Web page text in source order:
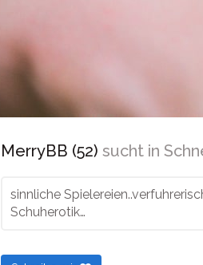
MerryBB (52) sucht in
sinnliche
Schuherotik…